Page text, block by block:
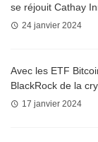
se réjouit Cathay
24 janvier 2024
Avec les ETF
BlackRock de la
17 janvier 2024